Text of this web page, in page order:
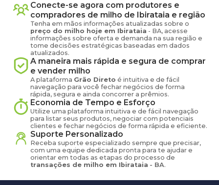
Conecte-se agora com produtores e
compradores de milho de Ibirataia e região
Tenha em mãos informações atualizadas sobre o
preço do milho hoje em Ibirataia - BA, acesse
informações sobre oferta e demanda na sua região e
tome decisões estratégicas baseadas em dados
atualizados.
A maneira mais rápida e segura de comprar
e vender milho
A plataforma Grão Direto é intuitiva e de fácil
navegação para você fechar negócios de forma
rápida, segura e ainda concorrer a prêmios.
Economia de Tempo e Esforço
Utilize uma plataforma intuitiva e de fácil navegação
para listar seus produtos, negociar com potenciais
clientes e fechar negócios de forma rápida e eficiente.
Suporte Personalizado
Receba suporte especializado sempre que precisar,
com uma equipe dedicada pronta para te ajudar e
orientar em todas as etapas do processo de
transações de milho em Ibirataia - BA.